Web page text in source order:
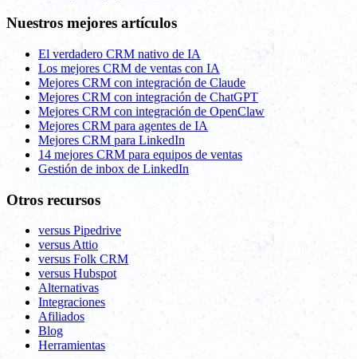
Nuestros mejores artículos
El verdadero CRM nativo de IA
Los mejores CRM de ventas con IA
Mejores CRM con integración de Claude
Mejores CRM con integración de ChatGPT
Mejores CRM con integración de OpenClaw
Mejores CRM para agentes de IA
Mejores CRM para LinkedIn
14 mejores CRM para equipos de ventas
Gestión de inbox de LinkedIn
Otros recursos
versus Pipedrive
versus Attio
versus Folk CRM
versus Hubspot
Alternativas
Integraciones
Afiliados
Blog
Herramientas